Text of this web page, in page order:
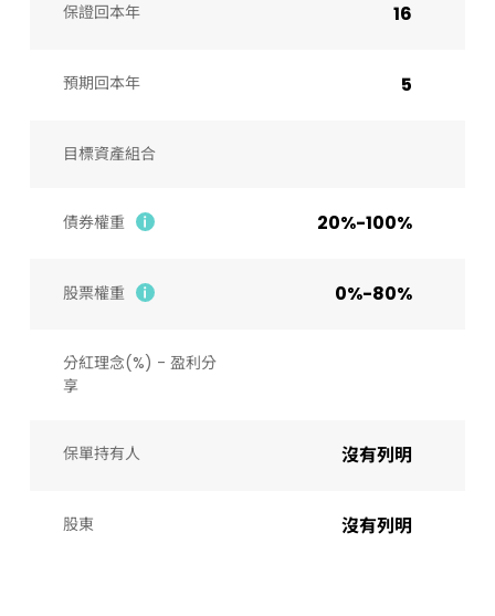
保證回本年 16
預期回本年 5
目標資產組合
債券權重 20%-100%
股票權重 0%-80%
分紅理念(%) - 盈利分
享
保單持有人 沒有列明
股東 沒有列明